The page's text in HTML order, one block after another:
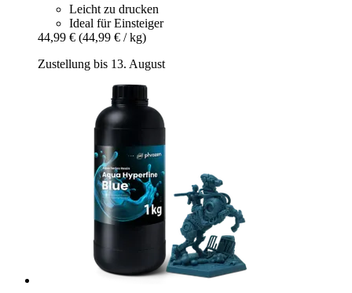
Leicht zu drucken
Ideal für Einsteiger
44,99 € (44,99 € / kg)
Zustellung bis 13. August